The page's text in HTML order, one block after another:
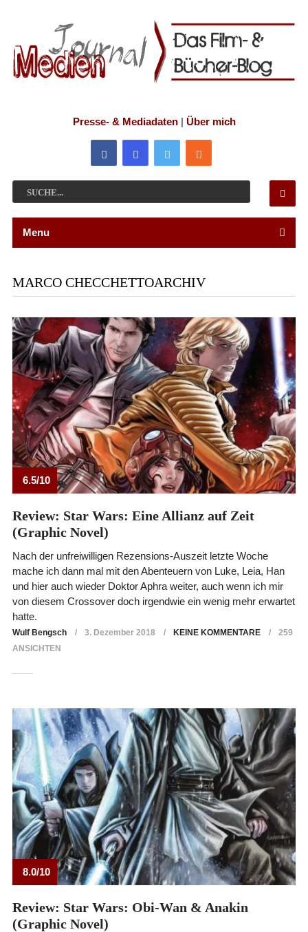
Presse- & Mediadaten| Über mich
Menu
MARCO CHECCHETTOARCHIV
6.5/10
Review: Star Wars: Eine Allianz auf Zeit
(Graphic Novel)
Nach der unfreiwilligen Rezensions-Auszeit letzte Woche
mache ich dann mal mit den Abenteuern von Luke, Leia, Han
und hier auch wieder Doktor Aphra weiter, auch wenn ich mir
von diesem Crossover doch irgendwie ein wenig mehr erwartet
hatte.
Wulf Bengsch 3. Dezember 2018 KEINE KOMMENTARE
259
ANSICHTEN
8.0/10
Review: Star Wars: Obi-Wan & Anakin
(Graphic Novel)